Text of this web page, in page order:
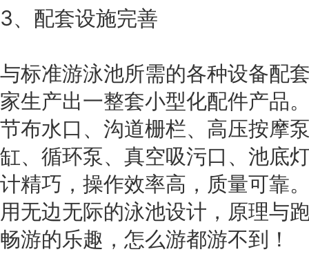
3、配套设施完善
与标准游泳池所需的各种设备配
家生产出一整套小型化配件产品
节布水口、沟道栅栏、高压按摩
缸、循环泵、真空吸污口、池底
计精巧，操作效率高，质量可靠
用无边无际的泳池设计，原理与
畅游的乐趣，怎么游都游不到！